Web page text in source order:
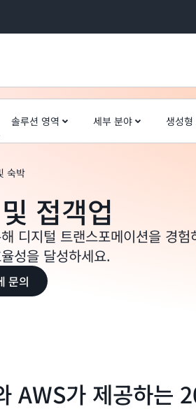
솔루션 영역 세부 분야 생성형
숙박
접객업
디지털 트랜스포메이션을 경
성을 달성하세요.
문의
AWS가 제공하는